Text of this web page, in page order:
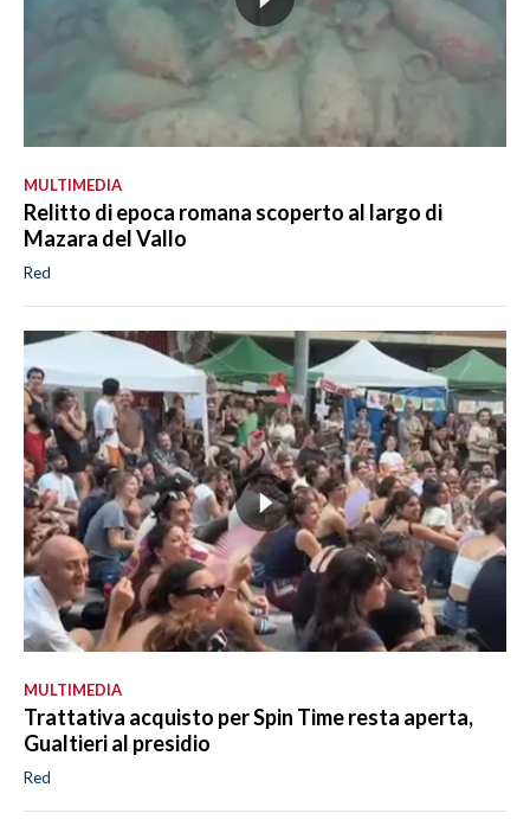
MULTIMEDIA
Relitto di epoca romana scoperto al largo di
Mazara del Vallo
Red
MULTIMEDIA
Trattativa acquisto per Spin Time resta aperta,
Gualtieri al presidio
Red